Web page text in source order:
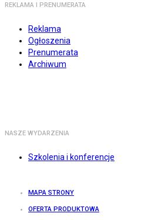
REKLAMA I PRENUMERATA
Reklama
Ogłoszenia
Prenumerata
Archiwum
NASZE WYDARZENIA
Szkolenia i konferencje
MAPA STRONY
OFERTA PRODUKTOWA